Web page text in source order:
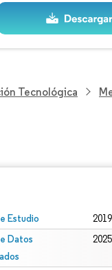
Tecnológica
Estudio
Datos